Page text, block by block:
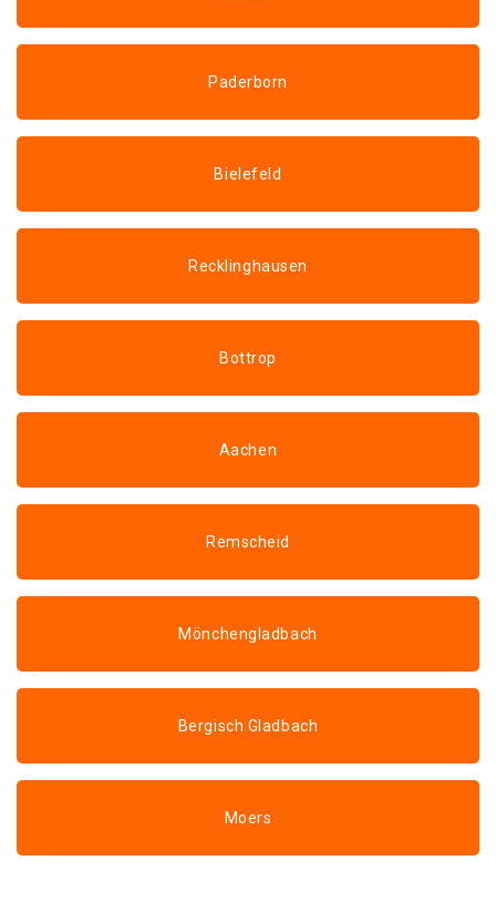
Paderborn
Bielefeld
Recklinghausen
Bottrop
Aachen
Remscheid
Mönchengladbach
Bergisch Gladbach
Moers